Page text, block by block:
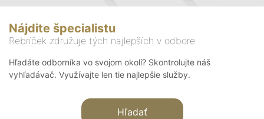
Nájdite špecialistu
Rebríček združuje tých najlepších v odbore
Hľadáte odborníka vo svojom okolí? Skontrolujte náš
vyhľadávač. Využívajte len tie najlepšie služby.
Hľadať